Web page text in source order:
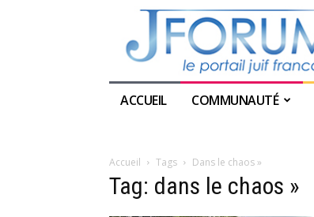
ACCUEIL COMMUNAUTÉ
Accueil Tags Dans le chaos »
Tag: dans le chaos »